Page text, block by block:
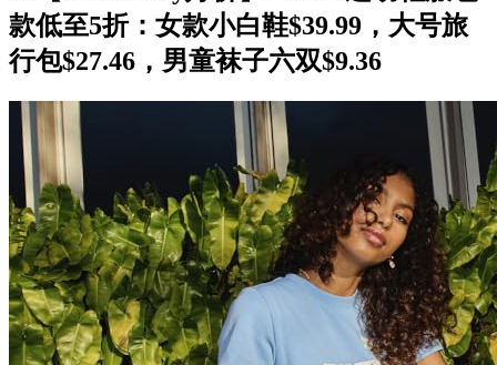
款低至5折：女款小白鞋$39.99，大号旅
行包$27.46，男童袜子六双$9.36